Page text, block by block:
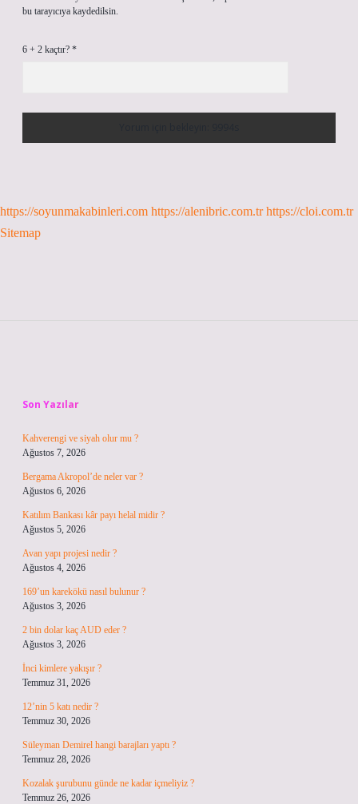
bu tarayıcıya kaydedilsin.
6 + 2 kaçtır? *
https://soyunmakabinleri.com https://alenibric.com.tr https://cloi.com.tr
Sitemap
Son Yazılar
Kahverengi ve siyah olur mu ?
Ağustos 7, 2026
Bergama Akropol’de neler var ?
Ağustos 6, 2026
Katılım Bankası kâr payı helal midir ?
Ağustos 5, 2026
Avan yapı projesi nedir ?
Ağustos 4, 2026
169’un karekökü nasıl bulunur ?
Ağustos 3, 2026
2 bin dolar kaç AUD eder ?
Ağustos 3, 2026
İnci kimlere yakışır ?
Temmuz 31, 2026
12’nin 5 katı nedir ?
Temmuz 30, 2026
Süleyman Demirel hangi barajları yaptı ?
Temmuz 28, 2026
Kozalak şurubunu günde ne kadar içmeliyiz ?
Temmuz 26, 2026